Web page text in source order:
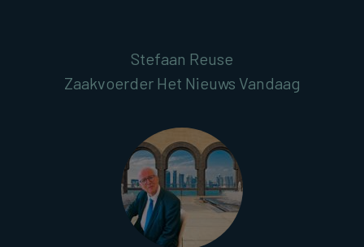
Stefaan Reuse
Zaakvoerder Het Nieuws Vandaag